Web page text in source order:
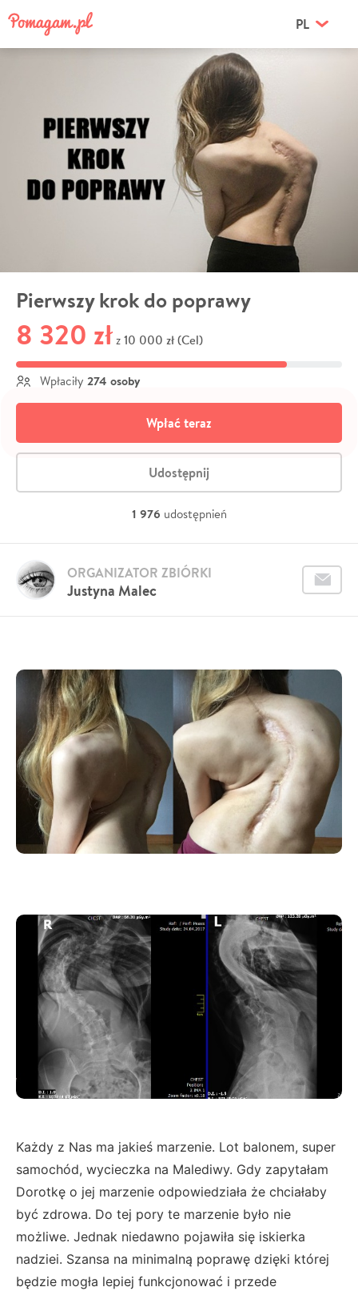
PL
Pierwszy krok do poprawy
8 320 zł z 10 000 zł (Cel)
Wpłaciły 274 osoby
Wpłać teraz
Udostępnij
1 976 udostępnień
Justyna Malec
ORGANIZATOR ZBIÓRKI
Każdy z Nas ma jakieś marzenie. Lot balonem, super
samochód, wycieczka na Malediwy. Gdy zapytałam
Dorotkę o jej marzenie odpowiedziała że chciałaby
być zdrowa. Do tej pory te marzenie było nie
możliwe. Jednak niedawno pojawiła się iskierka
nadziei. Szansa na minimalną poprawę dzięki której
będzie mogła lepiej funkcjonować i przede